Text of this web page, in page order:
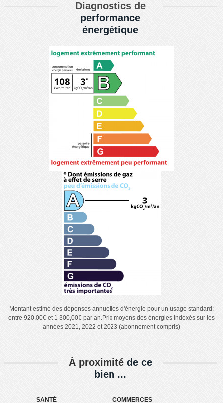
Diagnostics de
performance
énergétique
Montant estimé des dépenses annuelles d'énergie pour un usage standard:
entre 920,00€ et 1 300,00€ par an.Prix moyens des énergies indexés sur les
années 2021, 2022 et 2023 (abonnement compris)
À proximité de ce
bien ...
SANTÉ COMMERCES